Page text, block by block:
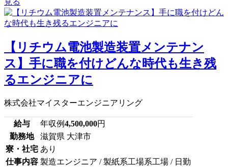
【リチウム電池製造装置メンテナン
ス】手に職を付けどんな時代も生き残
るエンジニアに
株式会社マイスターエンジニアリング
給与 年収例4,500,000円
勤務地
滋賀県 大津市
寮・社宅 あり
仕事内容 製造エンジニア / 製紙系工場系工場 / 日勤